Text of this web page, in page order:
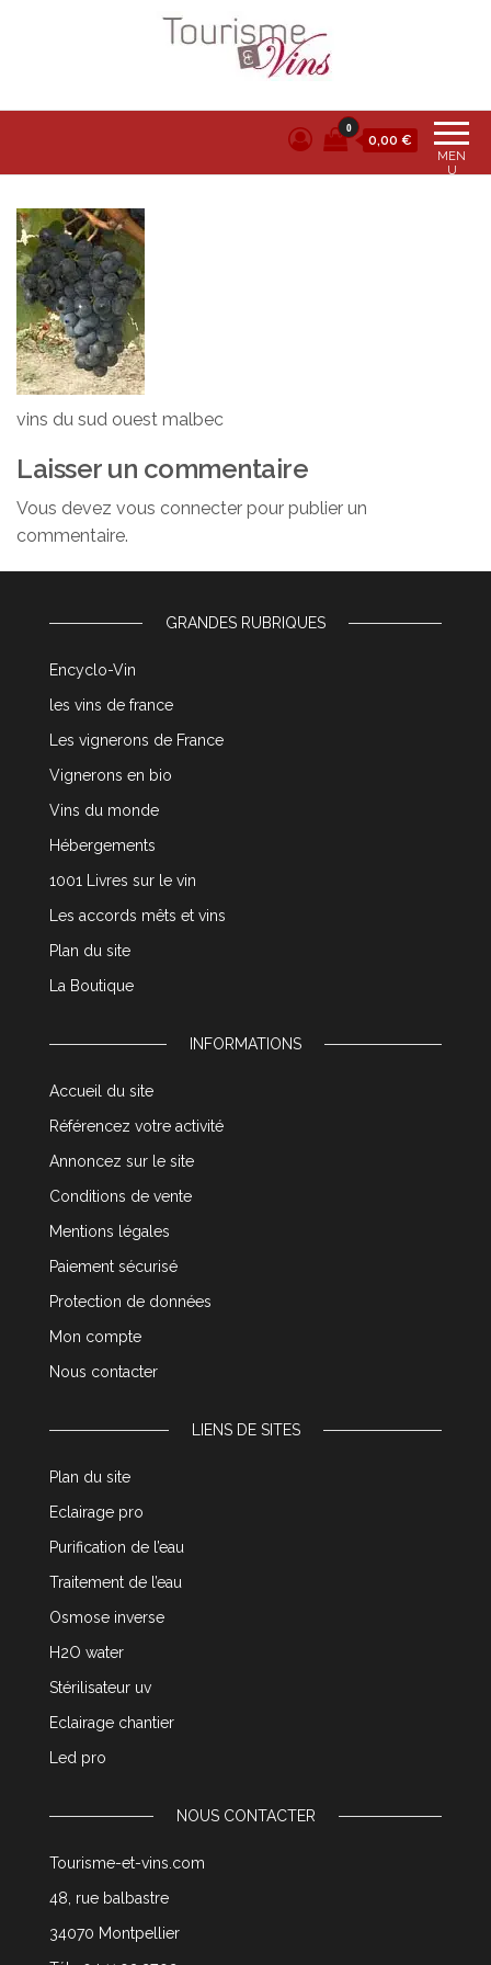
Tourisme et vins
MEN
U
0
0,00 €
vins du sud ouest malbec
Laisser un commentaire
Vous devez vous connecter pour publier un
commentaire.
GRANDES RUBRIQUES
Encyclo-Vin
les vins de france
Les vignerons de France
Vignerons en bio
Vins du monde
Hébergements
1001 Livres sur le vin
Les accords mêts et vins
Plan du site
La Boutique
INFORMATIONS
Accueil du site
Référencez votre activité
Annoncez sur le site
Conditions de vente
Mentions légales
Paiement sécurisé
Protection de données
Mon compte
Nous contacter
LIENS DE SITES
Plan du site
Eclairage pro
Purification de l’eau
Traitement de l’eau
Osmose inverse
H2O water
Stérilisateur uv
Eclairage chantier
Led pro
NOUS CONTACTER
Tourisme-et-vins.com
48, rue balbastre
34070 Montpellier